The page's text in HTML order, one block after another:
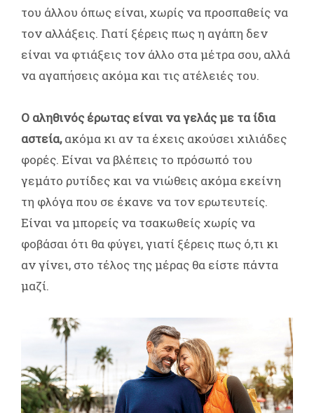
του άλλου όπως είναι, χωρίς να προσπαθείς να
τον αλλάξεις. Γιατί ξέρεις πως η αγάπη δεν
είναι να φτιάξεις τον άλλο στα μέτρα σου, αλλά
να αγαπήσεις ακόμα και τις ατέλειές του.
Ο αληθινός έρωτας είναι να γελάς με τα ίδια
αστεία,ακόμα κι αν τα έχεις ακούσει χιλιάδες
φορές. Είναι να βλέπεις το πρόσωπό του
γεμάτο ρυτίδες και να νιώθεις ακόμα εκείνη
τη φλόγα που σε έκανε να τον ερωτευτείς.
Είναι να μπορείς να τσακωθείς χωρίς να
φοβάσαι ότι θα φύγει, γιατί ξέρεις πως ό,τι κι
αν γίνει, στο τέλος της μέρας θα είστε πάντα
μαζί.